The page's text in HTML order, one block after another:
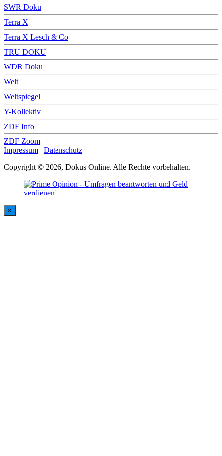
SWR Doku
Terra X
Terra X Lesch & Co
TRU DOKU
WDR Doku
Welt
Weltspiegel
Y-Kollektiv
ZDF Info
ZDF Zoom
Impressum | Datenschutz
Copyright © 2026, Dokus Online. Alle Rechte vorbehalten.
×